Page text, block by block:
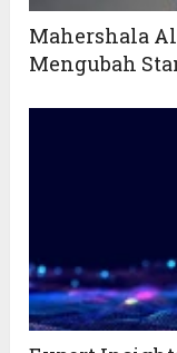
Mahershala
Mengubah